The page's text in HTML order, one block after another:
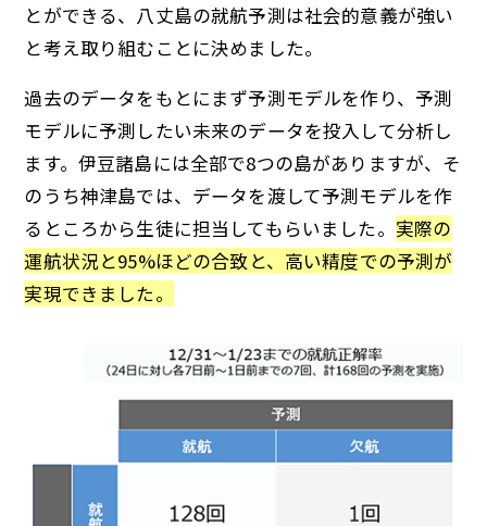
とができる、八丈島の就航予測は社会的意義が強い
と考え取り組むことに決めました。
過去のデータをもとにまず予測モデルを作り、予測
モデルに予測したい未来のデータを投入して分析し
ます。伊豆諸島には全部で8つの島がありますが、そ
のうち神津島では、データを渡して予測モデルを作
るところから生徒に担当してもらいました。 実際の
運航状況と95%ほどの合致と、高い精度での予測が
実現できました。